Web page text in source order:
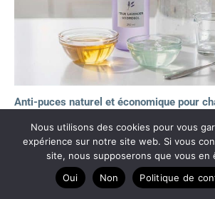
Anti-puces naturel et économique pour
Nous utilisons des cookies pour vous
expérience sur notre site web. Si vous
site, nous supposerons que vous en
Oui
Non Politique de